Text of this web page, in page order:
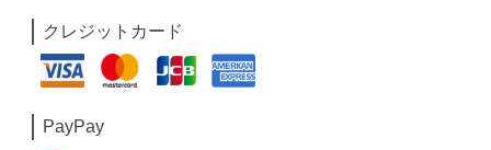
クレジットカード
PayPay